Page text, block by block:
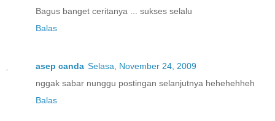
Bagus banget ceritanya ... sukses selalu
Balas
asep canda Selasa, November 24, 2009
nggak sabar nunggu postingan selanjutnya hehehehheh
Balas